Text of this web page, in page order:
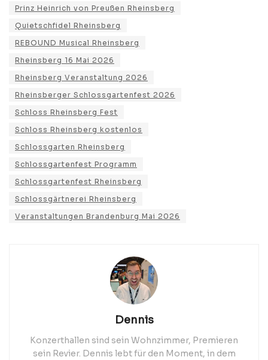
Prinz Heinrich von Preußen Rheinsberg
Quietschfidel Rheinsberg
REBOUND Musical Rheinsberg
Rheinsberg 16 Mai 2026
Rheinsberg Veranstaltung 2026
Rheinsberger Schlossgartenfest 2026
Schloss Rheinsberg Fest
Schloss Rheinsberg kostenlos
Schlossgarten Rheinsberg
Schlossgartenfest Programm
Schlossgartenfest Rheinsberg
Schlossgärtnerei Rheinsberg
Veranstaltungen Brandenburg Mai 2026
Dennis
Konzerthallen sind sein Wohnzimmer, Premieren
sein Revier. Dennis lebt für den Moment, in dem